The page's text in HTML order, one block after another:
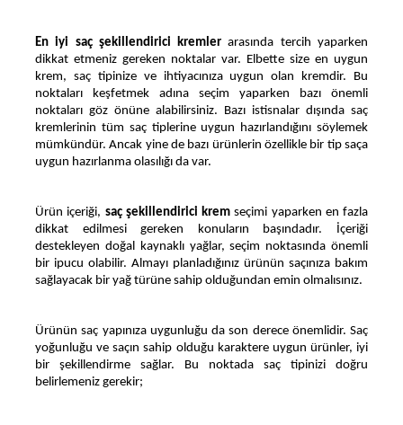
En iyi saç şekillendirici kremler arasında tercih yaparken
dikkat etmeniz gereken noktalar var. Elbette size en uygun
krem, saç tipinize ve ihtiyacınıza uygun olan kremdir. Bu
noktaları keşfetmek adına seçim yaparken bazı önemli
noktaları göz önüne alabilirsiniz. Bazı istisnalar dışında saç
kremlerinin tüm saç tiplerine uygun hazırlandığını söylemek
mümkündür. Ancak yine de bazı ürünlerin özellikle bir tip saça
uygun hazırlanma olasılığı da var.
Ürün içeriği, saç şekillendirici krem seçimi yaparken en fazla
dikkat edilmesi gereken konuların başındadır. İçeriği
destekleyen doğal kaynaklı yağlar, seçim noktasında önemli
bir ipucu olabilir. Almayı planladığınız ürünün saçınıza bakım
sağlayacak bir yağ türüne sahip olduğundan emin olmalısınız.
Ürünün saç yapınıza uygunluğu da son derece önemlidir. Saç
yoğunluğu ve saçın sahip olduğu karaktere uygun ürünler, iyi
bir şekillendirme sağlar. Bu noktada saç tipinizi doğru
belirlemeniz gerekir;